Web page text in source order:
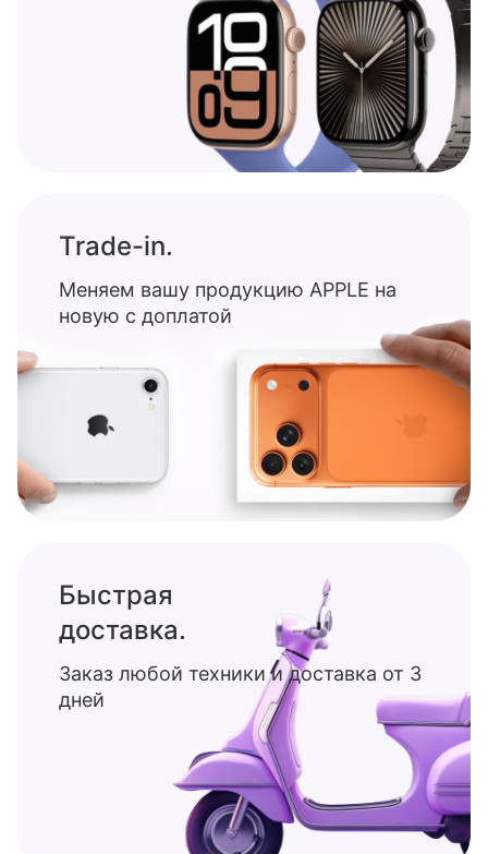
Trade-in.
Меняем вашу продукцию APPLE на
новую с доплатой
Быстрая
доставка.
Заказ любой техники и доставка от 3
дней